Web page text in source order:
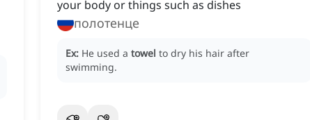
your body or things such as dishes
полотенце
Ex: He used a towel to dry his hair after
swimming.